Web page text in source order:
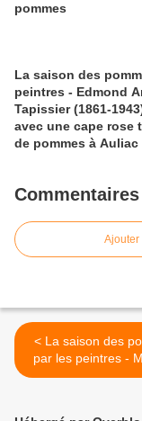
pommes
La saison des
peintres - Edmond Anne Antoine
Tapissier (1861-
avec une cape rose
de pommes à Auliac
Commentaires
Ajouter
< La saison des pommes
par les peintres - Morgan
Weistling (1964)